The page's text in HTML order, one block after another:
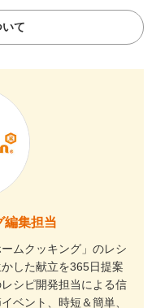
て
編集担当
ムクッキング」のレシ
した献立を365日提案
シピ開発担当による信
ベント、時短＆簡単、